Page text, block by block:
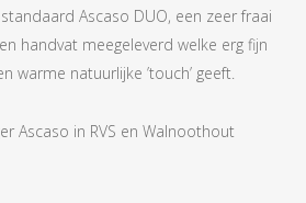
Ascaso DUO, een zeer fraai
handvat meegeleverd welke erg fijn
warme natuurlijke ’touch’ geeft.